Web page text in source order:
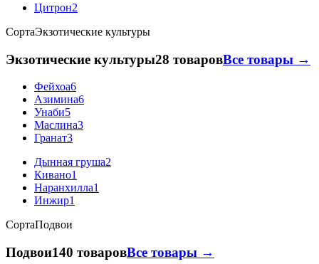
Цитрон2
СортаЭкзотические культуры
Экзотические культуры28 товаровВсе товары →
Фейхоа6
Азимина6
Унаби5
Маслина3
Гранат3
Дынная груша2
Кивано1
Наранхилла1
Инжир1
СортаПодвои
Подвои140 товаровВсе товары →